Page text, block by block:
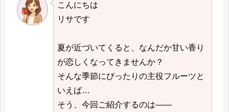
こんにちは
リサです
夏が近づいてくると、なんだか甘い香り
が恋しくなってきませんか？
そんな季節にぴったりの主役フルーツと
いえば…
そう、今回ご紹介するのは――